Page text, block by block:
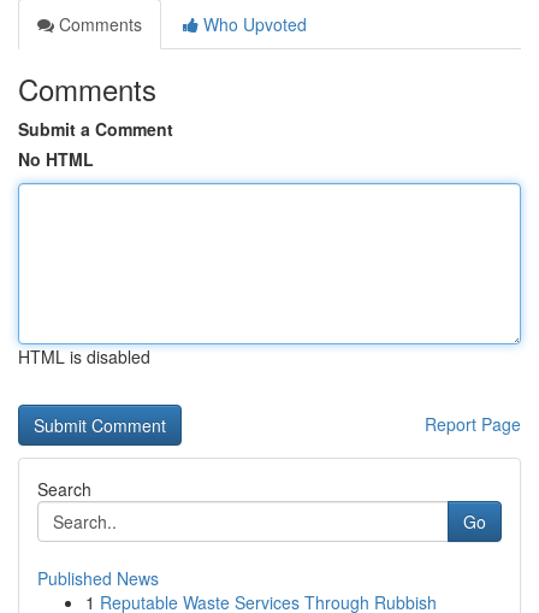
Comments
Who Upvoted
Comments
Submit a Comment
No HTML
HTML is disabled
Report Page
Search
Go
Published News
1 Reputable Waste Services Through Rubbish